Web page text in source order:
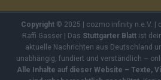
Copyright© 2025 | cozmo infinity n.e.V. |
Raffi Gasser | Das Stuttgarter Blatt ist
aktuelle Nachrichten aus Deutschland
unabhängig, fundiert und verständlich –
Alle Inhalte auf dieser Website – Texte,